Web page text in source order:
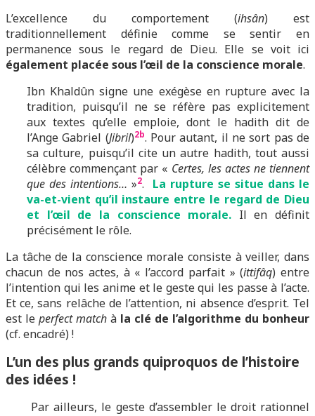
L’excellence du comportement (ihsân) est
traditionnellement définie comme se sentir en
permanence sous le regard de Dieu. Elle se voit ici
également placée sous l’œil de la conscience morale.
Ibn Khaldûn signe une exégèse en rupture avec la
tradition, puisqu’il ne se réfère pas explicitement
aux textes qu’elle emploie, dont le hadith dit de
l’Ange Gabriel (Jibril)2b. Pour autant, il ne sort pas de
sa culture, puisqu’il cite un autre hadith, tout aussi
célèbre commençant par « Certes, les actes ne tiennent
que des intentions… »2. La rupture se situe dans le
va-et-vient qu’il instaure entre le regard de Dieu
et l’œil de la conscience morale. Il en définit
précisément le rôle.
La tâche de la conscience morale consiste à veiller, dans
chacun de nos actes, à « l’accord parfait » (ittifâq) entre
l’intention qui les anime et le geste qui les passe à l’acte.
Et ce, sans relâche de l’attention, ni absence d’esprit. Tel
est le perfect match à la clé de l’algorithme du bonheur
(cf. encadré) !
L’un des plus grands quiproquos de l’histoire
des idées !
Par ailleurs, le geste d’assembler le droit rationnel